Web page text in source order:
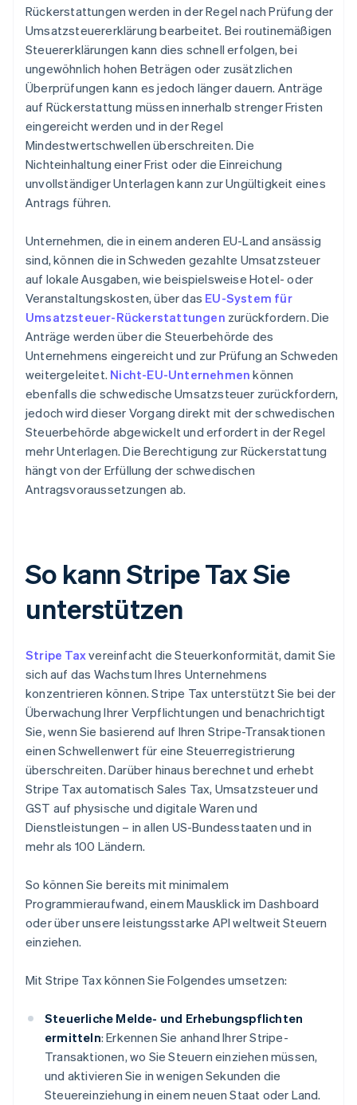
Rückerstattungen werden in der Regel nach Prüfung der
Umsatzsteuererklärung bearbeitet. Bei routinemäßigen
Steuererklärungen kann dies schnell erfolgen, bei
ungewöhnlich hohen Beträgen oder zusätzlichen
Überprüfungen kann es jedoch länger dauern. Anträge
auf Rückerstattung müssen innerhalb strenger Fristen
eingereicht werden und in der Regel
Mindestwertschwellen überschreiten. Die
Nichteinhaltung einer Frist oder die Einreichung
unvollständiger Unterlagen kann zur Ungültigkeit eines
Antrags führen.
Unternehmen, die in einem anderen EU-Land ansässig
sind, können die in Schweden gezahlte Umsatzsteuer
auf lokale Ausgaben, wie beispielsweise Hotel- oder
Veranstaltungskosten, über das EU-System für
Umsatzsteuer-Rückerstattungen zurückfordern. Die
Anträge werden über die Steuerbehörde des
Unternehmens eingereicht und zur Prüfung an Schweden
weitergeleitet. Nicht-EU-Unternehmen können
ebenfalls die schwedische Umsatzsteuer zurückfordern,
jedoch wird dieser Vorgang direkt mit der schwedischen
Steuerbehörde abgewickelt und erfordert in der Regel
mehr Unterlagen. Die Berechtigung zur Rückerstattung
hängt von der Erfüllung der schwedischen
Antragsvoraussetzungen ab.
So kann Stripe Tax Sie
unterstützen
Stripe Taxvereinfacht die Steuerkonformität, damit Sie
sich auf das Wachstum Ihres Unternehmens
konzentrieren können. Stripe Tax unterstützt Sie bei der
Überwachung Ihrer Verpflichtungen und benachrichtigt
Sie, wenn Sie basierend auf Ihren Stripe-Transaktionen
einen Schwellenwert für eine Steuerregistrierung
überschreiten. Darüber hinaus berechnet und erhebt
Stripe Tax automatisch Sales Tax, Umsatzsteuer und
GST auf physische und digitale Waren und
Dienstleistungen – in allen US-Bundesstaaten und in
mehr als 100 Ländern.
So können Sie bereits mit minimalem
Programmieraufwand, einem Mausklick im Dashboard
oder über unsere leistungsstarke API weltweit Steuern
einziehen.
Mit Stripe Tax können Sie Folgendes umsetzen:
Steuerliche Melde- und Erhebungspflichten
ermitteln: Erkennen Sie anhand Ihrer Stripe-
Transaktionen, wo Sie Steuern einziehen müssen,
und aktivieren Sie in wenigen Sekunden die
Steuereinziehung in einem neuen Staat oder Land.